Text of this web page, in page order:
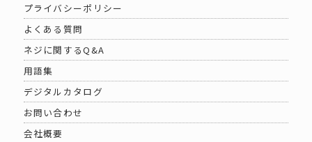
プライバシーポリシー
よくある質問
ネジに関するQ&A
用語集
デジタルカタログ
お問い合わせ
会社概要